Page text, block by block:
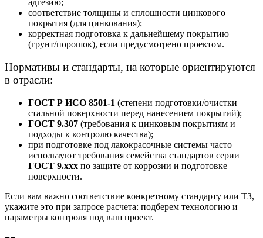
адгезию;
соответствие толщины и сплошности цинкового
покрытия (для цинкования);
корректная подготовка к дальнейшему покрытию
(грунт/порошок), если предусмотрено проектом.
Нормативы и стандарты, на которые ориентируются
в отрасли:
ГОСТ Р ИСО 8501-1 (степени подготовки/очистки
стальной поверхности перед нанесением покрытий);
ГОСТ 9.307 (требования к цинковым покрытиям и
подходы к контролю качества);
при подготовке под лакокрасочные системы часто
используют требования семейства стандартов серии
ГОСТ 9.xxx по защите от коррозии и подготовке
поверхности.
Если вам важно соответствие конкретному стандарту или ТЗ,
укажите это при запросе расчета: подберем технологию и
параметры контроля под ваш проект.